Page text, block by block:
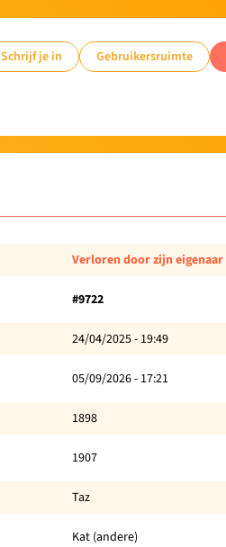
Schrijf je in Gebruikersruimte
Verloren door zijn eigenaar
#9722
24/04/2025 - 19:49
05/09/2026 - 17:21
1898
1907
Taz
Kat (andere)